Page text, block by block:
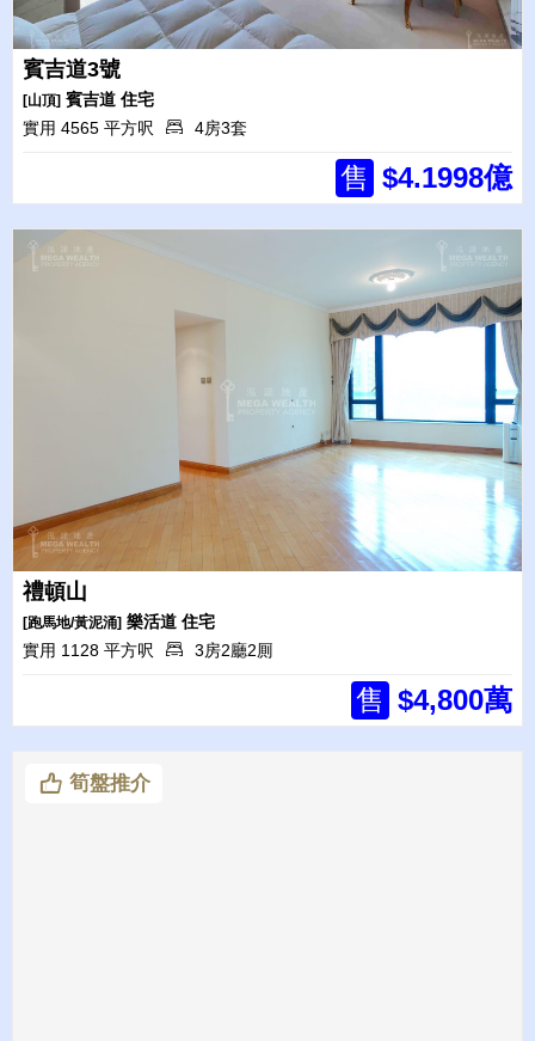
賓吉道3號
[山頂] 賓吉道 住宅
實用 4565 平方呎
4房3套
售 $4.1998億
禮頓山
[跑馬地/黃泥涌] 樂活道 住宅
實用 1128 平方呎
3房2廳2厠
售 $4,800萬
筍盤推介